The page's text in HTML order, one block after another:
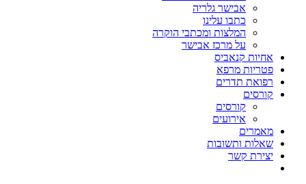
אבישר גלריה
כתבו עלינו
המלצות ומכתבי הוקרה
על מרכז אבישר
אחיות קנאביס
פטריות מרפא
רפואת תדרים
קורסים
קורסים
אירועים
מאמרים
שאלות ותשובות
יצירת קשר